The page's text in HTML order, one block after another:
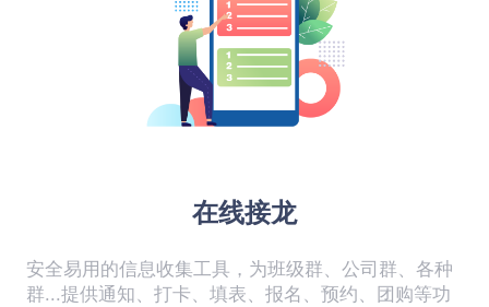
在线接龙
安全易用的信息收集工具，为班级群、公司群、各种
群...提供通知、打卡、填表、报名、预约、团购等功